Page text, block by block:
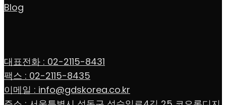
Blog
대표전화 : 02-2115-8431
팩스 : 02-2115-8435
이메일 : info@gdskorea.co.kr